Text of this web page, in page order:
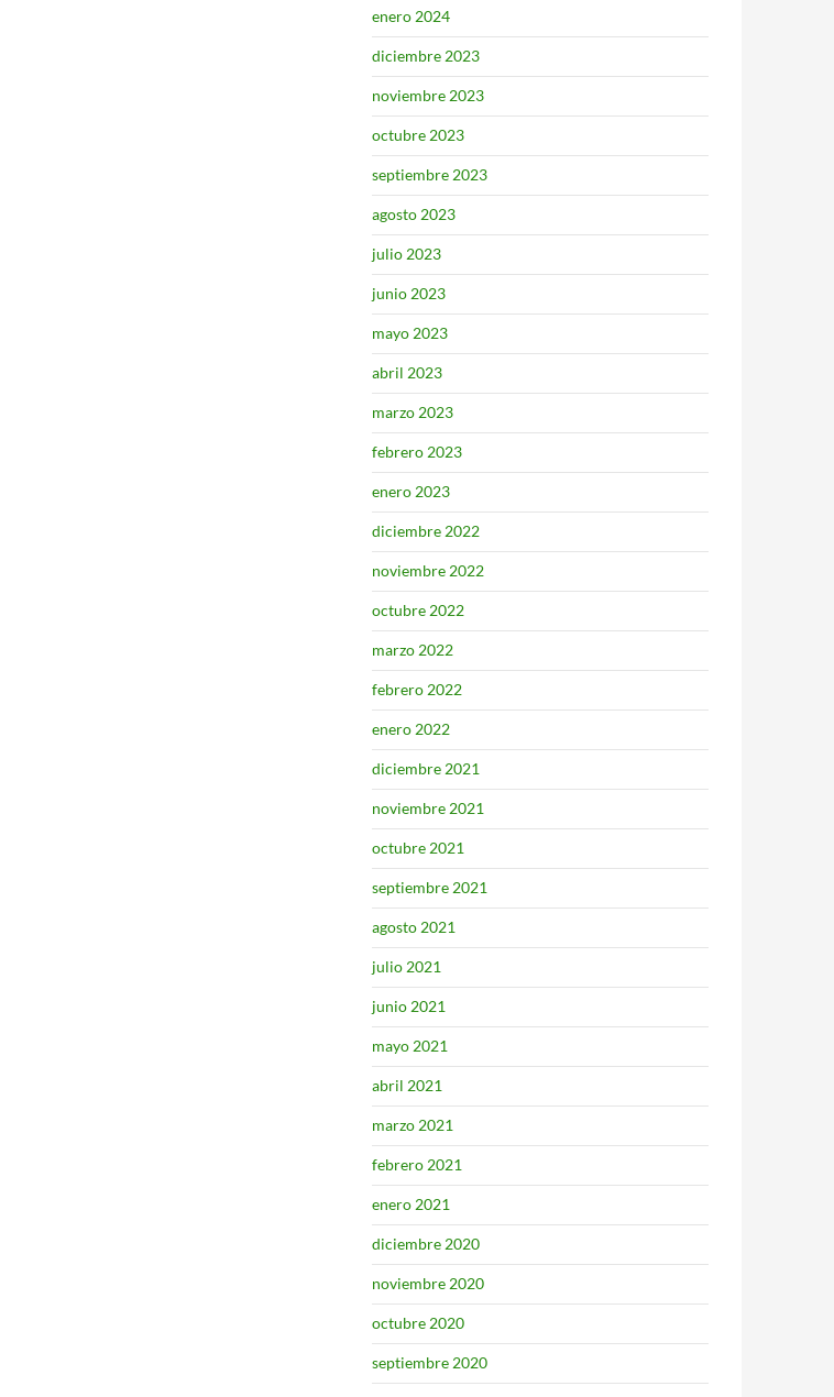
enero 2024
diciembre 2023
noviembre 2023
octubre 2023
septiembre 2023
agosto 2023
julio 2023
junio 2023
mayo 2023
abril 2023
marzo 2023
febrero 2023
enero 2023
diciembre 2022
noviembre 2022
octubre 2022
marzo 2022
febrero 2022
enero 2022
diciembre 2021
noviembre 2021
octubre 2021
septiembre 2021
agosto 2021
julio 2021
junio 2021
mayo 2021
abril 2021
marzo 2021
febrero 2021
enero 2021
diciembre 2020
noviembre 2020
octubre 2020
septiembre 2020